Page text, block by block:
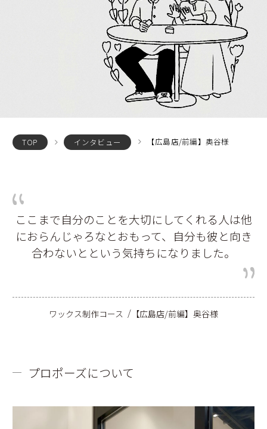
TOP インタビュー 【広島店/前編】奥谷様
ここまで自分のことを大切にしてくれる人は他
におらんじゃろなとおもって、自分も彼と向き
合わないとという気持ちになりました。
ワックス制作コース 【広島店/前編】奥谷様
プロポーズについて